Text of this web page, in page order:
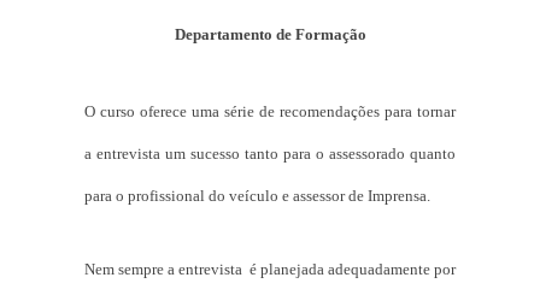
Departamento de Formação
O curso oferece uma série de recomendações para tornar
a entrevista um sucesso tanto para o assessorado quanto
para o profissional do veículo e assessor de Imprensa.
Nem sempre a entrevista é planejada adequadamente por